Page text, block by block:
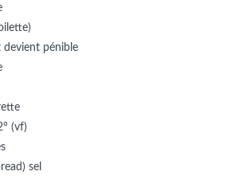
devient pénible
(vf)
sel